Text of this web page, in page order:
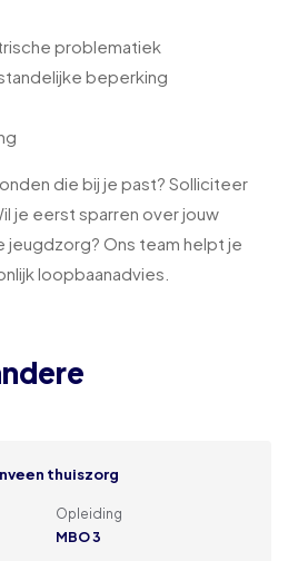
problematiek
beperking
die bij je past? Solliciteer
je eerst sparren over jouw
jeugdzorg? Ons team helpt je
loopbaanadvies.
thuiszorg
Opleiding
MBO 3